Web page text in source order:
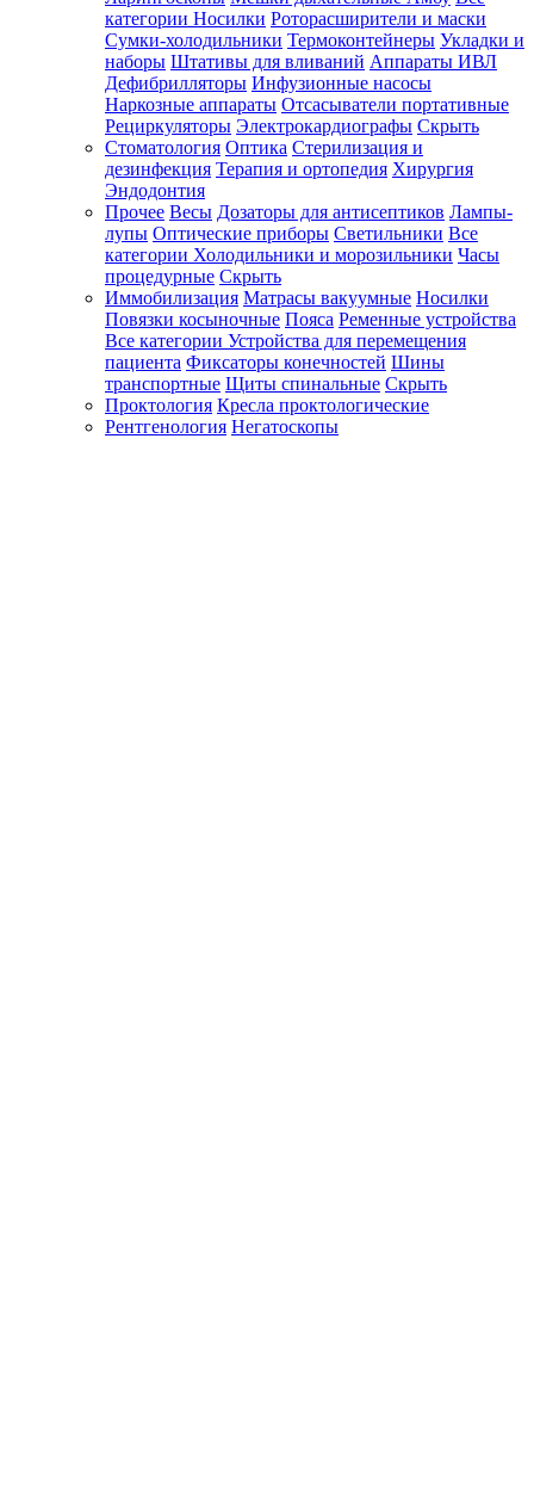
категории Носилки Роторасширители и маски
Сумки-холодильники Термоконтейнеры Укладки и
наборы Штативы для вливаний Аппараты ИВЛ
Дефибрилляторы Инфузионные насосы
Наркозные аппараты Отсасыватели портативные
Рециркуляторы Электрокардиографы Скрыть
Стоматология Оптика Стерилизация и
дезинфекция Терапия и ортопедия Хирургия
Эндодонтия
Прочее Весы Дозаторы для антисептиков Лампы-
лупы Оптические приборы Светильники Все
категории Холодильники и морозильники Часы
процедурные Скрыть
Иммобилизация Матрасы вакуумные Носилки
Повязки косыночные Пояса Ременные устройства
Все категории Устройства для перемещения
пациента Фиксаторы конечностей Шины
транспортные Щиты спинальные Скрыть
Проктология Кресла проктологические
Рентгенология Негатоскопы